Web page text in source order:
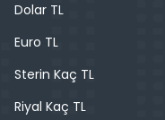
Dolar TL
Euro TL
Sterin Kaç TL
Riyal Kaç TL